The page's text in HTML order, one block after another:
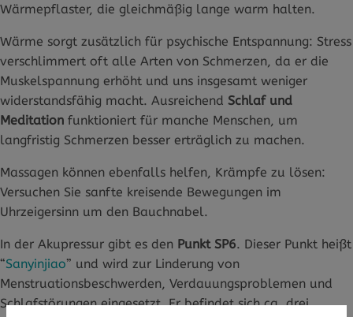
Wärmepflaster, die gleichmäßig lange warm halten.
Wärme sorgt zusätzlich für psychische Entspannung: Stress
verschlimmert oft alle Arten von Schmerzen, da er die
Muskelspannung erhöht und uns insgesamt weniger
widerstandsfähig macht. Ausreichend Schlaf und
Meditation funktioniert für manche Menschen, um
langfristig Schmerzen besser erträglich zu machen.
Massagen können ebenfalls helfen, Krämpfe zu lösen:
Versuchen Sie sanfte kreisende Bewegungen im
Uhrzeigersinn um den Bauchnabel.
In der Akupressur gibt es den Punkt SP6. Dieser Punkt heißt
“Sanyinjiao” und wird zur Linderung von
Menstruationsbeschwerden, Verdauungsproblemen und
Schlafstörungen eingesetzt. Er befindet sich ca. drei